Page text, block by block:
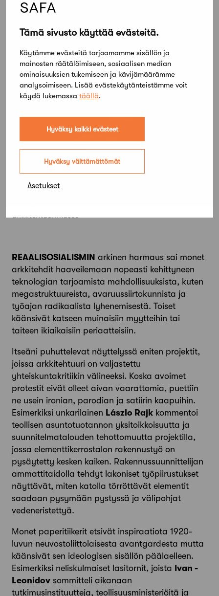
Tämä sivusto käyttää evästeitä.
Käytämme evästeitä tarjoamamme sisällön ja
mainosten räätälöimiseen, sosiaalisen median
ominaisuuksien tukemiseen ja kävijämäärämme
analysoimiseen. Lisää evästekäytänteistämme voit
käydä lukemassa täällä.
Hyväksy kaikki evästeet
Hyväksy välttämättömät
Asetukset
kannattaa laittaa talteen.
alkuperäisaineistoja eri maissa toimineilta
arkkitehtuurimuseo
REAALISOSIALISMIN arkinen harmaus sai monet
arkkitehdit haaveilemaan nopeasti kehittyneen
teknologian tarjoamista mahdollisuuksista, kuten
megastruktuureista, avaruussiirtokunnista ja
työajan radikaalista lyhenemisestä. Toiset
käänsivät katseen muinaisiin myytteihin tai
taiteen ikiaikaisiin periaatteisiin.
Itseäni puhuttelevat näyttelyssä eniten projektit,
joissa arkkitehtuuri on valjastettu
yhteiskuntakritiikin välineeksi. Koska avoimet
protestit eivät olleet aivan vaarattomia, puettiin
ne usein ironian, parodian ja satiirin kaapuihin.
Esimerkiksi unkarilainen Lászlo Rajk kommentoi
teollisen asuntotuotannon yksitoikkoisuutta ja
suunnitelmatalouden tehottomuutta projektilla,
jossa elementtikerrostalon rakennustyö on
pysäytetty kesken kaiken. Rakennussuunnittelijan
ammattitaidolla tehdyt lakoniset työpiirustukset
näyttävät, miten katolla törröttävät elementit
saadaan pysymään pystyssä ja välipohjat
vedeneristettyä.
Monet paperitiikerit etsivät inspiraatiota 1920-
luvun neuvostoliittolaisesta avantgardesta mutta
käänsivät sen ideologisen sisällön päälaelleen.
Esimerkiksi neliskulmaiset lasitornit, joista Ivan ­
Leonidov sommitteli aikanaan
tutkimusinstituutteja, teollisuusministeriöitä ja